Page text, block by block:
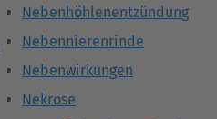
Nebenhöhlenentzündung
Nebennierenrinde
Nebenwirkungen
Nekrose